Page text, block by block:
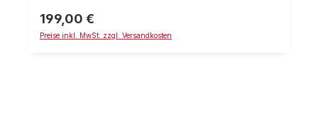
den Einsatz in Verbindung mit Spaltkeilen bestimmt.
Hierzu ist der Spalthammer von Gränsfors Bruks
Regulärer Preis:
199,00 €
Preise inkl. MwSt. zzgl. Versandkosten